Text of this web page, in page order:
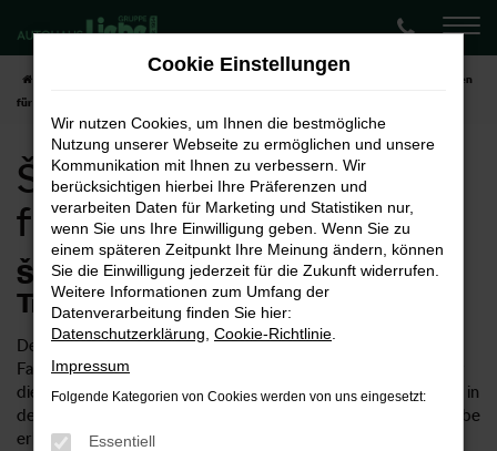
Zum
Hauptinhalt
springen
Škoda Superb
Škoda Superb Neuwagen
für Dortmund
Škoda Superb Neuwagen
für Dortmund
Škoda Superb Neuwagen – Ihr
Traumwagen für Dortmund
Der Škoda Superb Neuwagen ist ein ungemein vielseitiges
Fahrzeug. Einerseits eignet sich das Modell natürlich ideal für
die Innenstadt von Dortmund, ist allerdings auch für Fahrten in
der Umgebung und die Autobahn geeignet. Im Autohaus Liebe
erhalten Sie Škoda Superb Neuwagen entsprechend Ihrer
Cookie Einstellungen
Wir nutzen Cookies, um Ihnen die bestmögliche
Nutzung unserer Webseite zu ermöglichen und unsere
Kommunikation mit Ihnen zu verbessern. Wir
berücksichtigen hierbei Ihre Präferenzen und
verarbeiten Daten für Marketing und Statistiken nur,
wenn Sie uns Ihre Einwilligung geben. Wenn Sie zu
einem späteren Zeitpunkt Ihre Meinung ändern, können
Sie die Einwilligung jederzeit für die Zukunft widerrufen.
Weitere Informationen zum Umfang der
Datenverarbeitung finden Sie hier:
Datenschutzerklärung Cookie-Richtlinie
Impressum
Folgende Kategorien von Cookies werden von uns eingesetzt:
Essentiell